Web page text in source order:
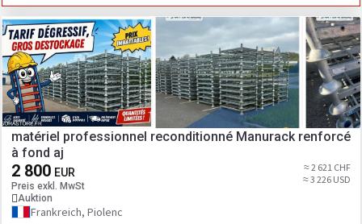
matériel professionnel reconditionné Manurack renforcé
à fond aj
2 800 EUR
Preis exkl. MwSt
Auktion
≈ 2 621 CHF
≈ 3 226 USD
Frankreich, Piolenc